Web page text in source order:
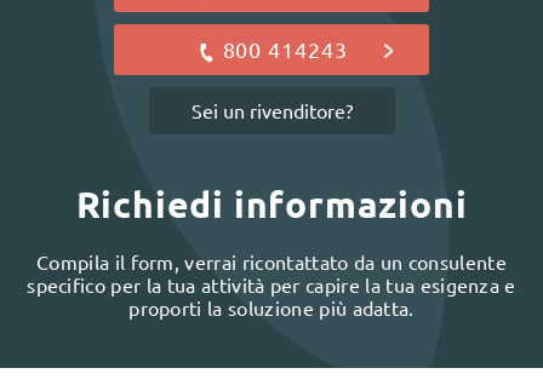
800 414243
Sei un rivenditore?
Richiedi informazioni
Compila il form, verrai ricontattato da un consulente
specifico per la tua attività per capire la tua esigenza e
proporti la soluzione più adatta.